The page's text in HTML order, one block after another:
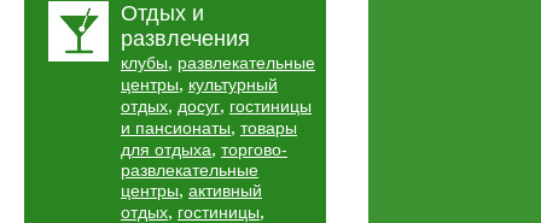
Отдых и
развлечения
клубы, развлекательные
центры, культурный
отдых, досуг, гостиницы
и пансионаты, товары
для отдыха, торгово-
развлекательные
центры, активный
отдых, гостиницы,